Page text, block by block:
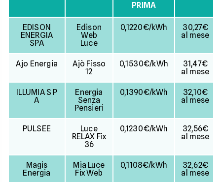
PRIMA
EDISON
ENERGIA
SPA
Edison
Web
Luce
0,1220€/kWh
30,27€
al mese
Ajo Energia
Ajò Fisso
12
0,1530€/kWh
31,47€
al mese
ILLUMIA S P
A
Energia
Senza
Pensieri
0,1390€/kWh
32,10€
al mese
PULSEE
Luce
RELAX Fix
36
0,1230€/kWh
32,56€
al mese
Magis
Energia
Mia Luce
Fix Web
0,1108€/kWh
32,62€
al mese